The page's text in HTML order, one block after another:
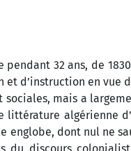
pendant 32 ans, de
et d’instruction en
sociales, mais a
littérature algérienne
englobe, dont nul ne